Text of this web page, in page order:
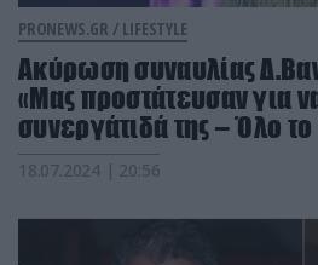
PRONEWS.GR / LIFESTYLE
Ακύρωση συναυλίας
«Μας προστάτευσαν για
συνεργάτιδά της – Όλο
18.07.2024 | 20:56